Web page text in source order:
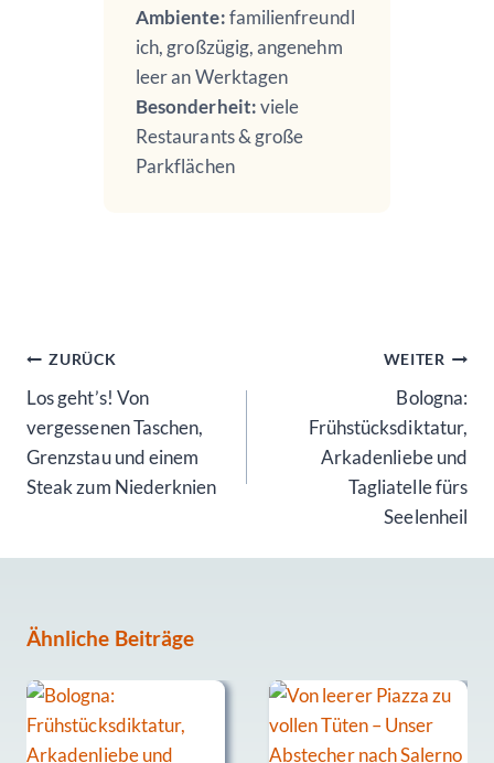
Ambiente:familienfreundl
ich, großzügig, angenehm
leer an Werktagen
Besonderheit:viele
Restaurants & große
Parkflächen
Beitragsnavigation
ZURÜCK
Los geht’s! Von
vergessenen Taschen,
Grenzstau und einem
Steak zum Niederknien
WEITER
Bologna:
Frühstücksdiktatur,
Arkadenliebe und
Tagliatelle fürs
Seelenheil
Ähnliche Beiträge